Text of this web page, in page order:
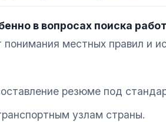
в вопросах поиска
местных правил и
резюме под
узлам страны.